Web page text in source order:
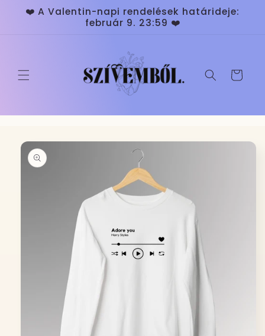
Ugrás a
tartalomhoz
❤️ A Valentin-napi rendelések határideje:
február 9. 23:59 ❤️
Kosár
és
a